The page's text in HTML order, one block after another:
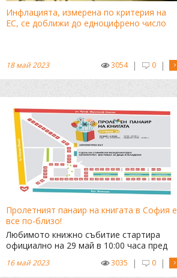
Инфлацията, измерена по критерия на
ЕС, се доближи до едноцифрено число
|
0
|
3054
18 май 2023
Пролетният панаир на книгата в София е
все по-близо!
Любимото книжно събитие стартира
официално на 29 май в 10:00 часа пред
|
0
|
3035
16 май 2023